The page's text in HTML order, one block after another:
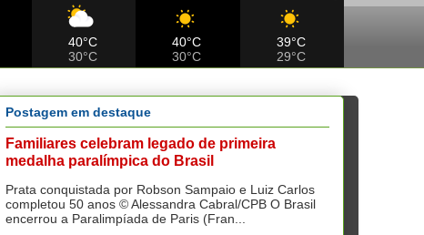
40°C
30°C
40°C
30°C
39°C
29°C
Postagem em destaque
Familiares celebram legado de primeira
medalha paralímpica do Brasil
Prata conquistada por Robson Sampaio e Luiz Carlos
completou 50 anos © Alessandra Cabral/CPB O Brasil
encerrou a Paralimpíada de Paris (Fran...